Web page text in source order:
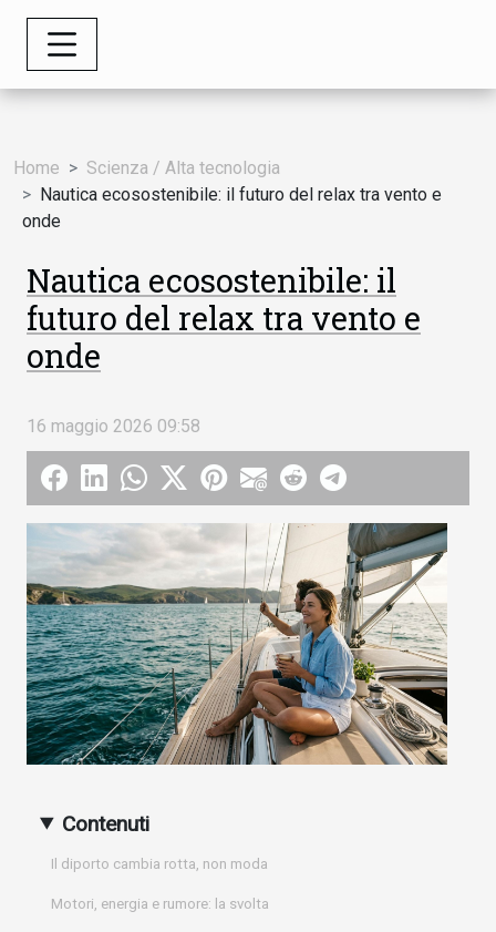
Home
Scienza / Alta tecnologia
Nautica ecosostenibile: il futuro del relax tra vento e
onde
Nautica ecosostenibile: il
futuro del relax tra vento e
onde
16 maggio 2026 09:58
Contenuti
Il diporto cambia rotta, non moda
Motori, energia e rumore: la svolta